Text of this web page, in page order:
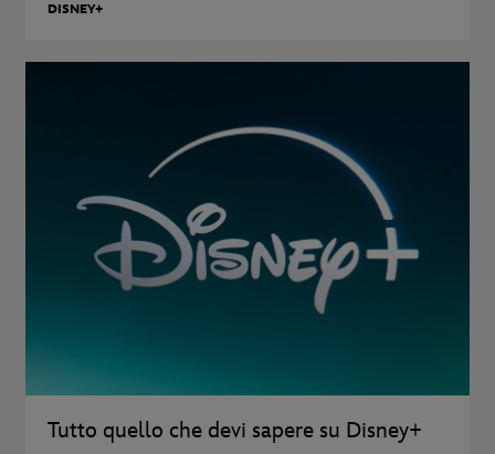
DISNEY+
Tutto quello che devi sapere su Disney+